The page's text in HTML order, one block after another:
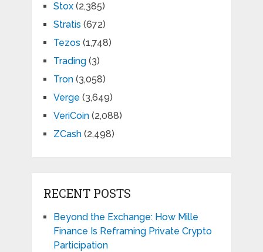
Stox(2,385)
Stratis (672)
Tezos (1,748)
Trading(3)
Tron(3,058)
Verge (3,649)
VeriCoin(2,088)
ZCash(2,498)
RECENT POSTS
Beyond the Exchange: How Mille
Finance Is Reframing Private Crypto
Participation